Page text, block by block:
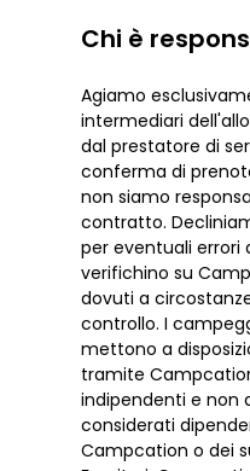
Chi è
Agiamo
intermediari
dal prestatore di
conferma di
non siamo
contratto.
per eventuali errori
verifichino su
dovuti a
controllo. I
mettono a
tramite
indipendenti e non
considerati
Campcation o dei